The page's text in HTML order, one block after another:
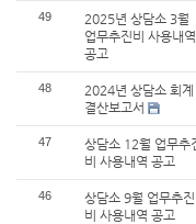
49
2025년 상담소 3월
업무추진비 사용내역
공고
48
2024년 상담소 회계
결산보고서
47
상담소 12월 업무추
비 사용내역 공고
46
상담소 9월 업무추진
비 사용내역 공고